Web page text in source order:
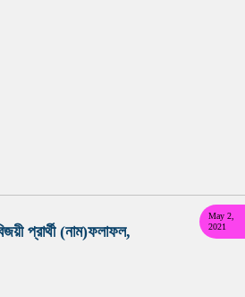
প্রার্থী (নাম)ফলাফল,
May 2,
2021